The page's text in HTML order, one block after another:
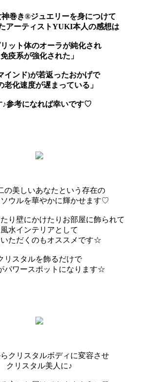
巻き®ジュエリーを身につけて
アーティストYUKI本人の感想は
リット体のオーラが純化され
免疫系が強化された」
インド)が若返ったおかげで
老化速度が遅まっている」
♪参考になれば幸いです♡
の美しいあなたという存在の
ウルを華やかに輝かせます♡
り壁にかけたりお部屋に飾られて
風水インテリアとして
いただくのもオススメです☆
リスタルを飾るだけで
パワースポットになります☆
クリスタルボディに変容させ
クリスタル美人に♪